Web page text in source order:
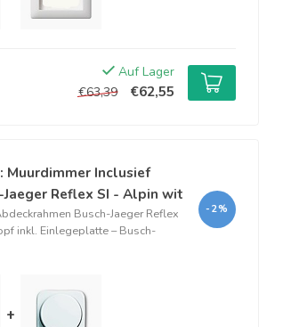
Auf Lager
€63,39
€62,55
Muurdimmer Inclusief
Reflex SI - Alpin wit
Busch-Jaeger Reflex
inkl. Einlegeplatte – Busch-
-2%
+